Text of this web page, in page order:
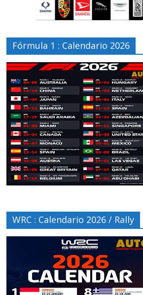
Fórmula 1 : Calendario 2026
WRC : Calendario 2026 / Rally